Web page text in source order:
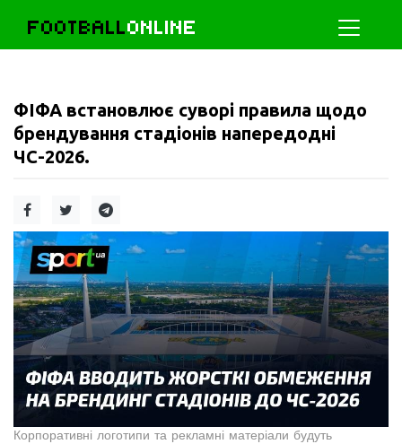
FOOTBALLONLINE
ФІФА встановлює суворі правила щодо
брендування стадіонів напередодні
ЧС-2026.
Корпоративні логотипи та рекламні матеріали будуть